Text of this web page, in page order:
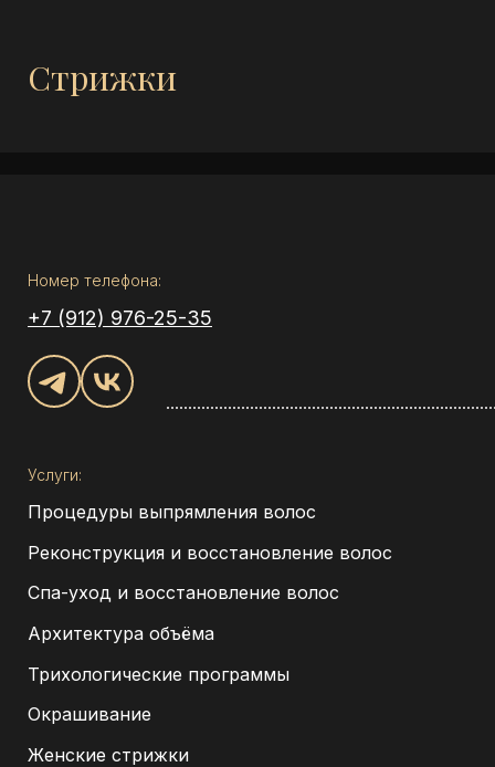
Стрижки
Номер телефона:
+7 (912) 976-25-35
Услуги:
Процедуры выпрямления волос
Реконструкция и восстановление волос
Спа-уход и восстановление волос
Архитектура объёма
Трихологические программы
Окрашивание
Женские стрижки